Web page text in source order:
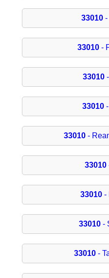
33010-
33010-
33010-
33010
33010-
33010
33010 -
33010 -
33010-